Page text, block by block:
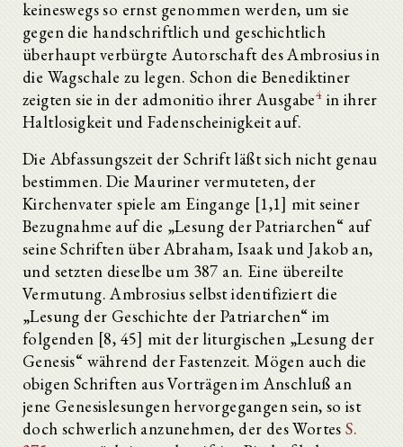
keineswegs so ernst genommen werden, um sie
gegen die handschriftlich und geschichtlich
überhaupt verbürgte Autorschaft des Ambrosius in
die Wagschale zu legen. Schon die Benediktiner
zeigten sie in der admonitio ihrer Ausgabe4 in ihrer
Haltlosigkeit und Fadenscheinigkeit auf.
Die Abfassungszeit der Schrift läßt sich nicht genau
bestimmen. Die Mauriner vermuteten, der
Kirchenvater spiele am Eingange [1,1] mit seiner
Bezugnahme auf die „Lesung der Patriarchen“ auf
seine Schriften über Abraham, Isaak und Jakob an,
und setzten dieselbe um 387 an. Eine übereilte
Vermutung. Ambrosius selbst identifiziert die
„Lesung der Geschichte der Patriarchen“ im
folgenden [8, 45] mit der liturgischen „Lesung der
Genesis“ während der Fastenzeit. Mögen auch die
obigen Schriften aus Vorträgen im Anschluß an
jene Genesislesungen hervorgegangen sein, so ist
doch schwerlich anzunehmen, der des WortesS.